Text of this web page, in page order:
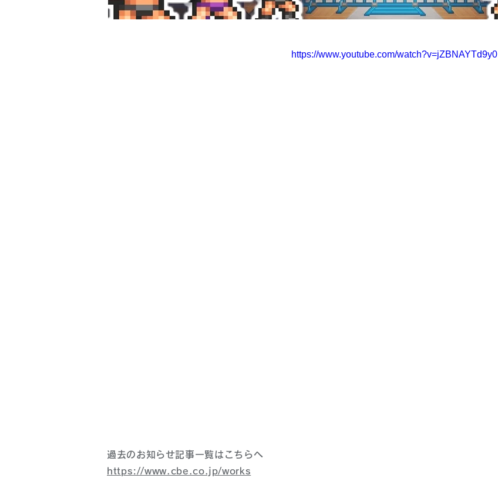
https://www.youtube.com/watch?v=jZBNAYTd9y0
過去のお知らせ記事一覧はこちらへ
https://www.cbe.co.jp/works